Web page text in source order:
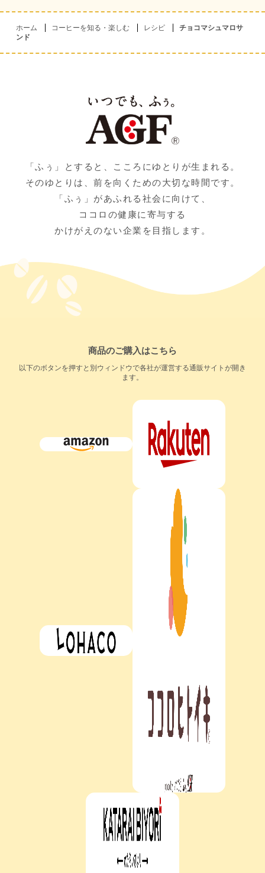
ホーム コーヒーを知る・楽しむ レシピ
チョコマシュマロサ
ンド
「ふぅ」とすると、こころにゆとりが生まれる。
そのゆとりは、前を向くための大切な時間です。
「ふぅ」があふれる社会に向けて、
ココロの健康に寄与する
かけがえのない企業を目指します。
商品のご購入はこちら
以下のボタンを押すと別ウィンドウで各社が運営する通販サイトが開き
ます。